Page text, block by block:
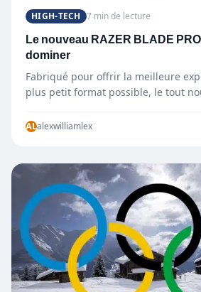
HIGH-TECH 7 min de lecture
Le nouveau RAZER BLADE
dominer
Fabriqué pour offrir la meilleure
plus petit format possible, le tout
ALalexwilliamlex